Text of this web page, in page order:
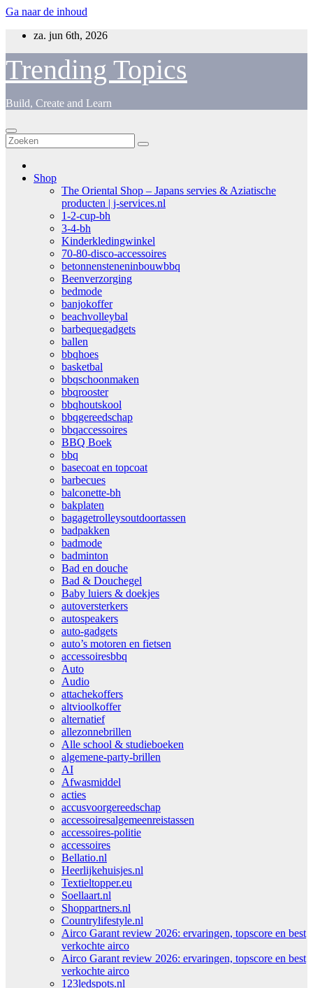
Ga naar de inhoud
za. jun 6th, 2026
Trending Topics
Build, Create and Learn
Shop
The Oriental Shop – Japans servies & Aziatische
producten | j-services.nl
1-2-cup-bh
3-4-bh
Kinderkledingwinkel
70-80-disco-accessoires
betonnensteneninbouwbbq
Beenverzorging
bedmode
banjokoffer
beachvolleybal
barbequegadgets
ballen
bbqhoes
basketbal
bbqschoonmaken
bbqrooster
bbqhoutskool
bbqgereedschap
bbqaccessoires
BBQ Boek
bbq
basecoat en topcoat
barbecues
balconette-bh
bakplaten
bagagetrolleysoutdoortassen
badpakken
badmode
badminton
Bad en douche
Bad & Douchegel
Baby luiers & doekjes
autoversterkers
autospeakers
auto-gadgets
auto’s motoren en fietsen
accessoiresbbq
Auto
Audio
attachekoffers
altvioolkoffer
alternatief
allezonnebrillen
Alle school & studieboeken
algemene-party-brillen
AI
Afwasmiddel
acties
accusvoorgereedschap
accessoiresalgemeenreistassen
accessoires-politie
accessoires
Bellatio.nl
Heerlijkehuisjes.nl
Textieltopper.eu
Soellaart.nl
Shoppartners.nl
Countrylifestyle.nl
Airco Garant review 2026: ervaringen, topscore en best
verkochte airco
Airco Garant review 2026: ervaringen, topscore en best
verkochte airco
123ledspots.nl